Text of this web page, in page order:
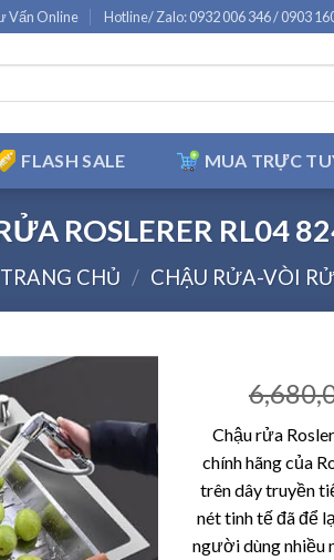
Vấn Online Hotline/ Zalo: 0932 006 346 / 0903
FLASH SALE MUA TRỰC
ROSLERER RL04
TRANG CHỦ / CHẬU RỬA-VÒI
Chậu rửa
chính hãng của
trên dây truyền
nét tinh tế đã để
người dùng nhiều